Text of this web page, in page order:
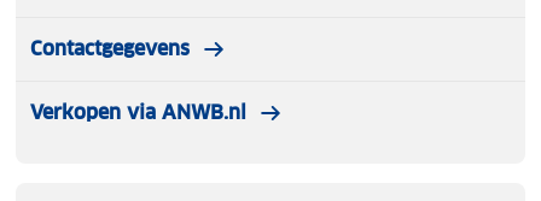
Contactgegevens
Verkopen via ANWB.nl